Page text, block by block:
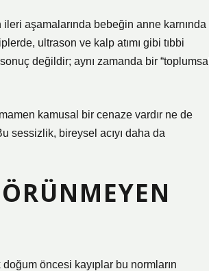
ileri aşamalarında bebeğin anne karnında
ultrason ve kalp atımı gibi tıbbi
değildir; aynı zamanda bir “toplumsal
kamusal bir cenaze vardır ne de
sessizlik, bireysel acıyı daha da
öncesi kayıplar bu normların